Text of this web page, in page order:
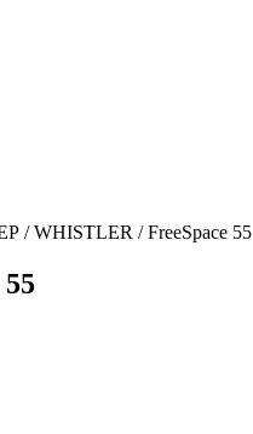
/ WHISTLER / FreeSpace 55